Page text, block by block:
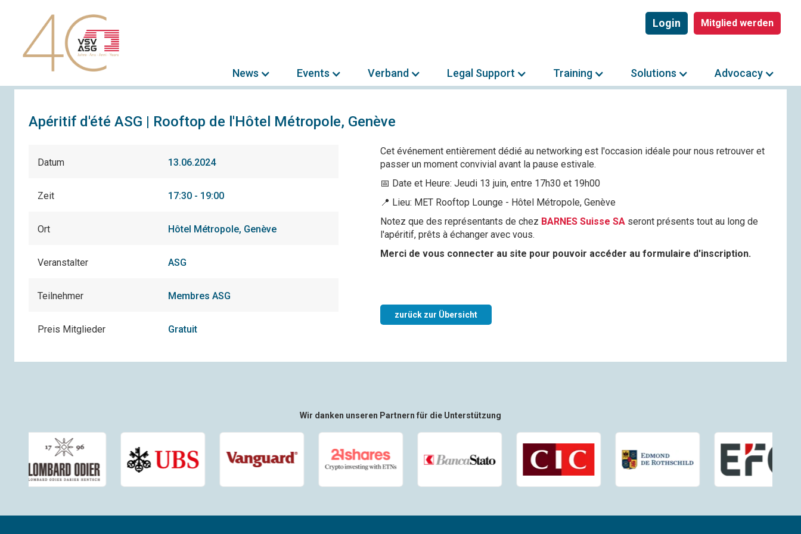
Mitglied werden
Login
News Events Verband Legal Support Training Solutions Advocacy
Apéritif d'été ASG | Rooftop de l'Hôtel Métropole, Genève
Datum 13.06.2024
Zeit 17:30 - 19:00
Ort Hôtel Métropole, Genève
Veranstalter ASG
Teilnehmer Membres ASG
Preis Mitglieder Gratuit
Cet événement entièrement dédié au networking est l'occasion idéale pour nous retrouver et
passer un moment convivial avant la pause estivale.
📅 Date et Heure: Jeudi 13 juin, entre 17h30 et 19h00
📍 Lieu: MET Rooftop Lounge - Hôtel Métropole, Genève
Notez que des représentants de chez BARNES Suisse SA seront présents tout au long de
l'apéritif, prêts à échanger avec vous.
Merci de vous connecter au site pour pouvoir accéder au formulaire d'inscription.
zurück zur Übersicht
Wir danken unseren Partnern für die Unterstützung